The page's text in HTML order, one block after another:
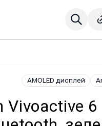
AMOLED дисплей
6